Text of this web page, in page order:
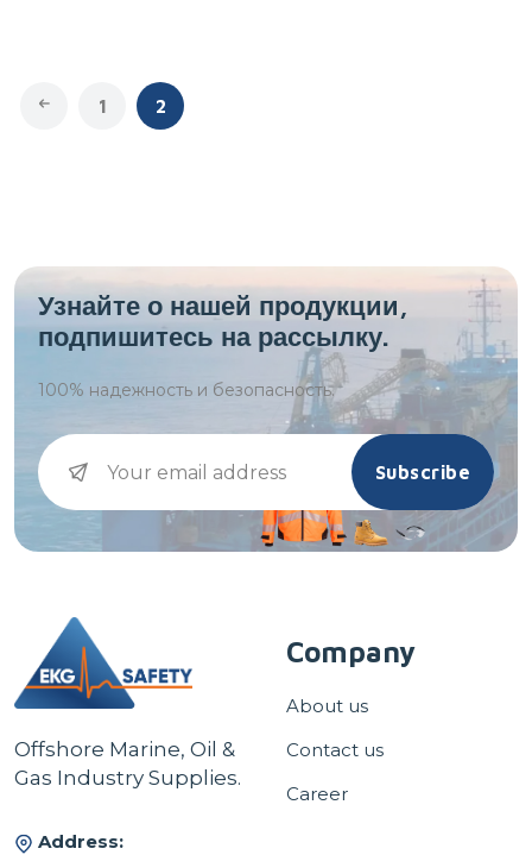
1 2
Узнайте о нашей продукции,
подпишитесь на рассылку.
100% надежность и безопасность.
Subscribe
Offshore Marine, Oil &
Gas Industry Supplies.
Address:
Company
About us
Contact us
Career